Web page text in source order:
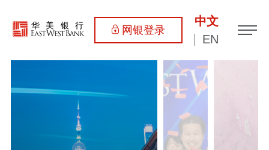
网银登录
中文
EN